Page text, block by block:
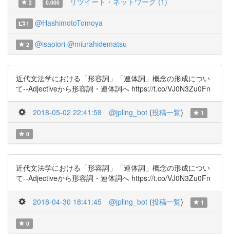
2 0.000
1 @HashimotoTomoya
2 @isaoiori @miurahidematsu
近代文法学における「形容詞」「連体詞」概念の形成につい
て--Adjectiveから形容詞・連体詞へ https://t.co/VJ0N3Zu0Fn
2018-05-02 22:41:58 @jpling_bot (投稿一覧) 1
0
近代文法学における「形容詞」「連体詞」概念の形成につい
て--Adjectiveから形容詞・連体詞へ https://t.co/VJ0N3Zu0Fn
2018-04-30 18:41:45 @jpling_bot (投稿一覧) 1
0